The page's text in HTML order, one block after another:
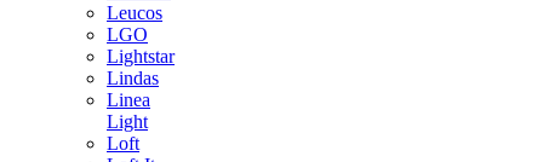
Leucos
LGO
Lightstar
Lindas
Linea
Light
Loft